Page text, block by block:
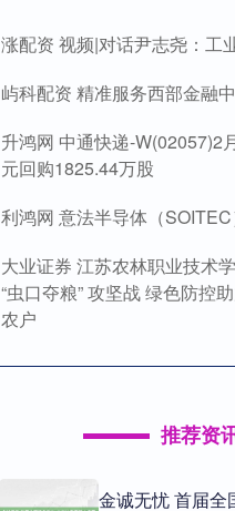
涨配资 视频|对话尹志尧：工
屿科配资 精准服务西部金融
升鸿网 中通快递-W(02057)2
元回购1825.44万股
利鸿网 意法半导体（
大业证券 江苏农林职业技术
“虫口夺粮” 攻坚战 绿色防控
农户
推荐资
金诚无忧 首届全